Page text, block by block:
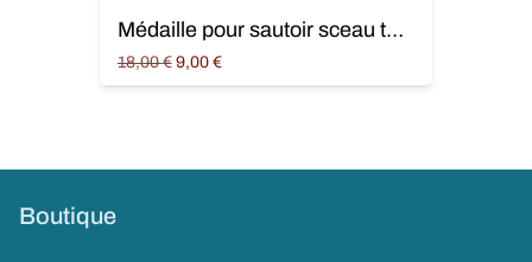
Médaille pour sautoir sceau templier (dorée)
18,00€ Original
price
9,00 €Current
price is:
Ajouter au panier
Boutique